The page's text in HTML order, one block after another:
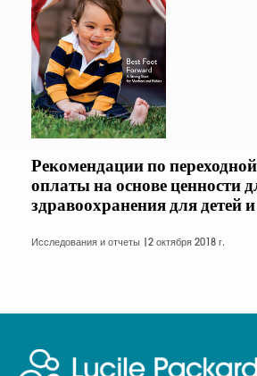
Рекомендации по
оплаты на основе ценности
здравоохранения для детей
Исследования и отчеты | 2 октября 2018 г.